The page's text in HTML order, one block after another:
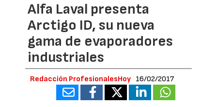
Alfa Laval presenta
Arctigo ID, su nueva
gama de evaporadores
industriales
Redacción ProfesionalesHoy 16/02/2017